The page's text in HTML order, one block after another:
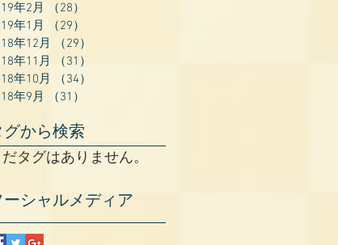
年2月
（28）
年1月
（29）
年12月
（29）
年11月
（31）
年10月
（34）
年9月
（31）
グから検索
だタグはありません。
ーシャルメディア